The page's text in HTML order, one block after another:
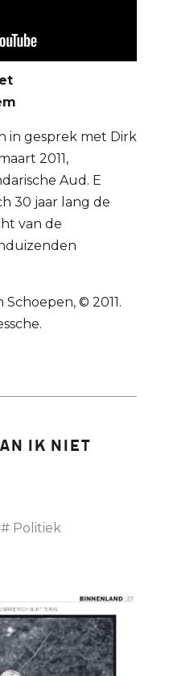
in gesprek met Dirk
2011,
Aud. E
30 jaar lang de
van de
© 2011.
ik niet
Politiek